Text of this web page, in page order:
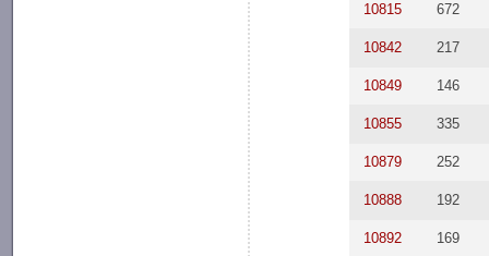
10815 672
10842 217
10849 146
10855 335
10879 252
10888 192
10892 169